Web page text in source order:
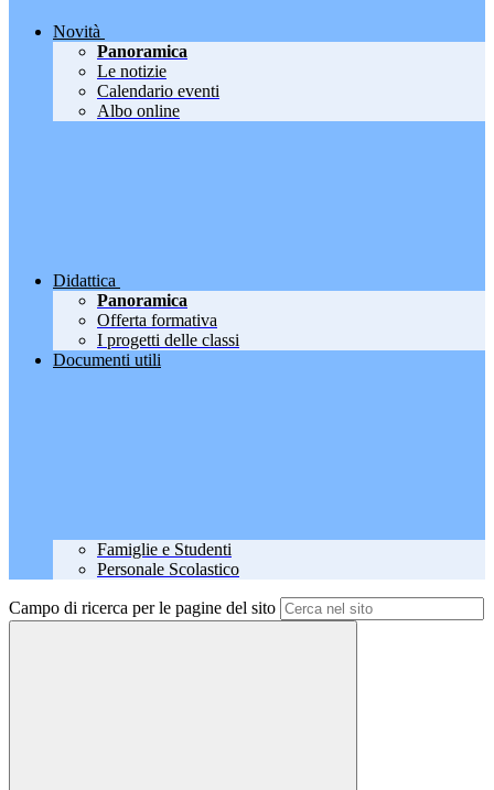
Novità
Panoramica
Le notizie
Calendario eventi
Albo online
Didattica
Panoramica
Offerta formativa
I progetti delle classi
Documenti utili
Famiglie e Studenti
Personale Scolastico
Campo di ricerca per le pagine del sito